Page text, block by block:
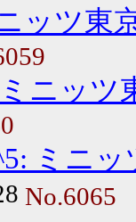
ッツ東
ニッツ
ミニ
No.6065